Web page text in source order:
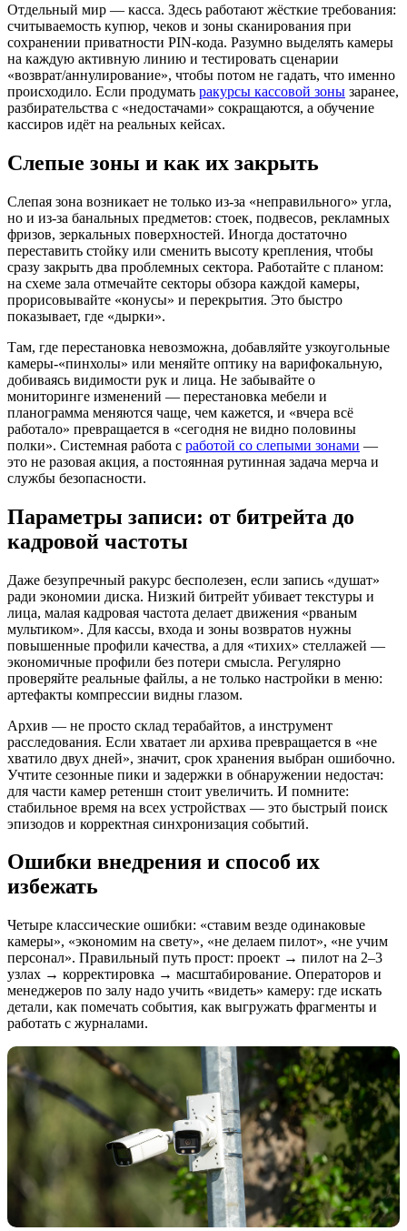
Отдельный мир — касса. Здесь работают жёсткие требования:
считываемость купюр, чеков и зоны сканирования при
сохранении приватности PIN-кода. Разумно выделять камеры
на каждую активную линию и тестировать сценарии
«возврат/аннулирование», чтобы потом не гадать, что именно
происходило. Если продумать ракурсы кассовой зоны заранее,
разбирательства с «недостачами» сокращаются, а обучение
кассиров идёт на реальных кейсах.
Слепые зоны и как их закрыть
Слепая зона возникает не только из-за «неправильного» угла,
но и из-за банальных предметов: стоек, подвесов, рекламных
фризов, зеркальных поверхностей. Иногда достаточно
переставить стойку или сменить высоту крепления, чтобы
сразу закрыть два проблемных сектора. Работайте с планом:
на схеме зала отмечайте секторы обзора каждой камеры,
прорисовывайте «конусы» и перекрытия. Это быстро
показывает, где «дырки».
Там, где перестановка невозможна, добавляйте узкоугольные
камеры-«пинхолы» или меняйте оптику на варифокальную,
добиваясь видимости рук и лица. Не забывайте о
мониторинге изменений — перестановка мебели и
планограмма меняются чаще, чем кажется, и «вчера всё
работало» превращается в «сегодня не видно половины
полки». Системная работа с работой со слепыми зонами —
это не разовая акция, а постоянная рутинная задача мерча и
службы безопасности.
Параметры записи: от битрейта до
кадровой частоты
Даже безупречный ракурс бесполезен, если запись «душат»
ради экономии диска. Низкий битрейт убивает текстуры и
лица, малая кадровая частота делает движения «рваным
мультиком». Для кассы, входа и зоны возвратов нужны
повышенные профили качества, а для «тихих» стеллажей —
экономичные профили без потери смысла. Регулярно
проверяйте реальные файлы, а не только настройки в меню:
артефакты компрессии видны глазом.
Архив — не просто склад терабайтов, а инструмент
расследования. Если хватает ли архива превращается в «не
хватило двух дней», значит, срок хранения выбран ошибочно.
Учтите сезонные пики и задержки в обнаружении недостач:
для части камер ретеншн стоит увеличить. И помните:
стабильное время на всех устройствах — это быстрый поиск
эпизодов и корректная синхронизация событий.
Ошибки внедрения и способ их
избежать
Четыре классические ошибки: «ставим везде одинаковые
камеры», «экономим на свету», «не делаем пилот», «не учим
персонал». Правильный путь прост: проект → пилот на 2–3
узлах → корректировка → масштабирование. Операторов и
менеджеров по залу надо учить «видеть» камеру: где искать
детали, как помечать события, как выгружать фрагменты и
работать с журналами.